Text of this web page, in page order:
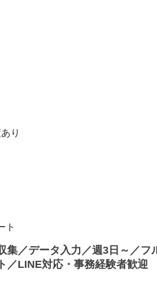
り
ト
集／データ入力／週3日～／フ
／LINE対応・事務経験者歓迎